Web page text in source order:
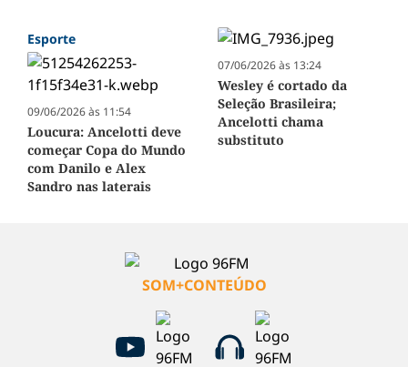
Esporte
09/06/2026 às 11:54
Loucura: Ancelotti deve
começar Copa do Mundo
com Danilo e Alex
Sandro nas laterais
07/06/2026 às 13:24
Wesley é cortado da
Seleção Brasileira;
Ancelotti chama
substituto
SOM+CONTEÚDO